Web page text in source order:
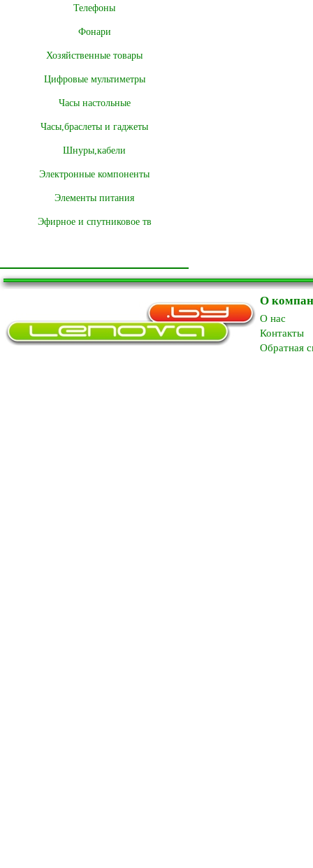
Телефоны
Фонари
Хозяйственные товары
Цифровые мультиметры
Часы настольные
Часы,браслеты и гаджеты
Шнуры,кабели
Электронные компоненты
Элементы питания
Эфирное и спутниковое тв
О
O нас
Контакты
Обратная